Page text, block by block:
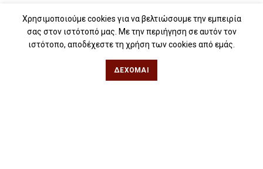
Αθήνα
Κωλέττη 15 & Εμ. Μπενάκη, Εξάρχεια
Χρησιμοποιούμε cookies για να βελτιώσουμε την εμπειρία
σας στον ιστότοπό μας. Με την περιήγηση σε αυτόν τον
ιστότοπο, αποδέχεστε τη χρήση των cookies από εμάς.
ΔΈΧΟΜΑΙ